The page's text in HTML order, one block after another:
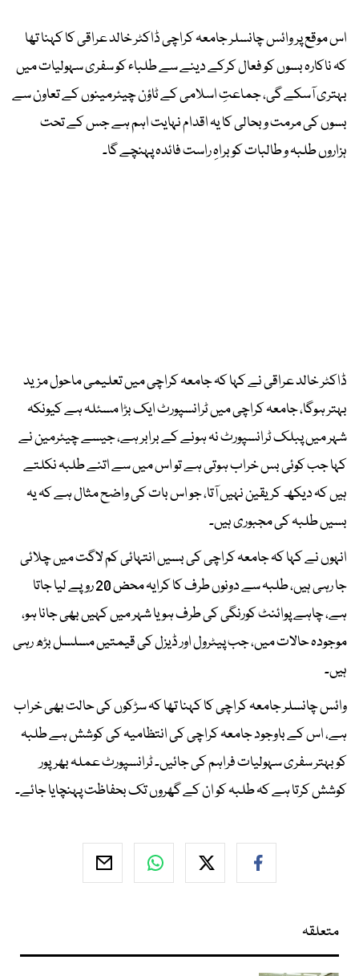
اس موقع پر وائس چانسلر جامعہ کراچی ڈاکٹر خالد عراقی کا کہنا تھا
کہ ناکارہ بسوں کو فعال کرکے دینے سے طلباء کو سفری سہولیات میں
بہتری آسکے گی، جماعتِ اسلامی کے ٹاؤن چیئرمینوں کے تعاون سے
بسوں کی مرمت و بحالی کا یہ اقدام نہایت اہم ہے جس کے تحت
ہزاروں طلبہ و طالبات کو براہِ راست فائدہ پہنچے گا۔
ڈاکٹر خالد عراقی نے کہا کہ جامعہ کراچی میں تعلیمی ماحول مزید
بہتر ہوگا، جامعہ کراچی میں ٹرانسپورٹ ایک بڑا مسئلہ ہے کیونکہ
شہر میں پبلک ٹرانسپورٹ نہ ہونے کے برابر ہے، جیسے چیئرمین نے
کہا جب کوئی بس خراب ہوتی ہے تو اس میں سے اتنے طلبہ نکلتے
ہیں کہ دیکھ کر یقین نہیں آتا، جو اس بات کی واضح مثال ہے کہ یہ
بسیں طلبہ کی مجبوری ہیں۔
انہوں نے کہا کہ جامعہ کراچی کی بسیں انتہائی کم لاگت میں چلائی
جا رہی ہیں، طلبہ سے دونوں طرف کا کرایہ محض 20 روپے لیا جاتا
ہے، چاہے پوائنٹ کورنگی کی طرف ہو یا شہر میں کہیں بھی جانا ہو،
موجودہ حالات میں، جب پیٹرول اور ڈیزل کی قیمتیں مسلسل بڑھ رہی
ہیں۔
وائس چانسلر جامعہ کراچی کا کہنا تھا کہ سڑکوں کی حالت بھی خراب
ہے، اس کے باوجود جامعہ کراچی کی انتظامیہ کی کوشش ہے طلبہ
کو بہتر سفری سہولیات فراہم کی جائیں۔ ٹرانسپورٹ عملہ بھرپور
کوشش کرتا ہے کہ طلبہ کو ان کے گھروں تک بحفاظت پہنچایا جائے۔
متعلقہ